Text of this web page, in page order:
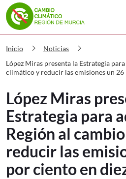
Cambio climático
Inicio chevron_right Noticias chevron_right
López Miras presenta la Estrategia
climático y reducir las emisiones un 26
López Miras
Estrategia para
Región al
reducir las
por ciento en